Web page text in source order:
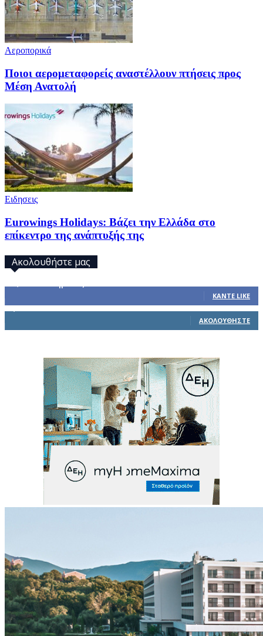
Αεροπορικά
Ποιοι αερομεταφορείς αναστέλλουν πτήσεις προς
Μέση Ανατολή
Ειδησεις
Eurowings Holidays: Βάζει την Ελλάδα στο
επίκεντρο της ανάπτυξής της
Ακολουθήστε μας
ΚΆΝΤΕ LIKE
ΑΚΟΛΟΥΘΉΣΤΕ